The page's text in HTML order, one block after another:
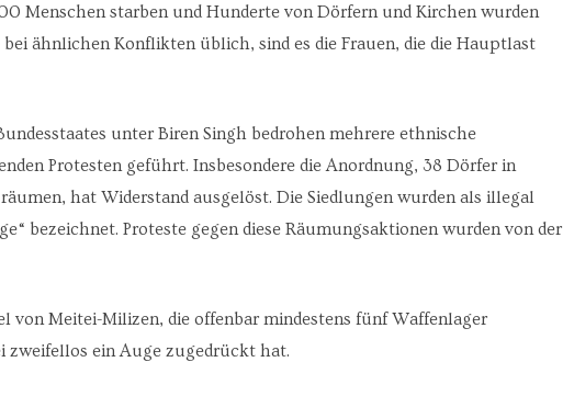
Menschen starben und Hunderte von Dörfern und Kirchen wurden
ähnlichen Konflikten üblich, sind es die Frauen, die die Hauptlast
unter Biren Singh bedrohen mehrere ethnische
Protesten geführt. Insbesondere die Anordnung, 38 Dörfer in
hat Widerstand ausgelöst. Die Siedlungen wurden als illegal
bezeichnet. Proteste gegen diese Räumungsaktionen wurden von der
von Meitei-Milizen, die offenbar mindestens fünf Waffenlager
zweifellos ein Auge zugedrückt hat.